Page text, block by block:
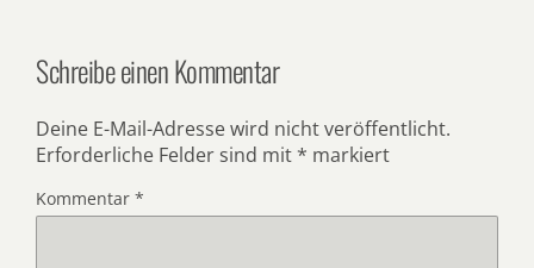
Schreibe einen Kommentar
Deine E-Mail-Adresse wird nicht veröffentlicht.
Erforderliche Felder sind mit * markiert
Kommentar *